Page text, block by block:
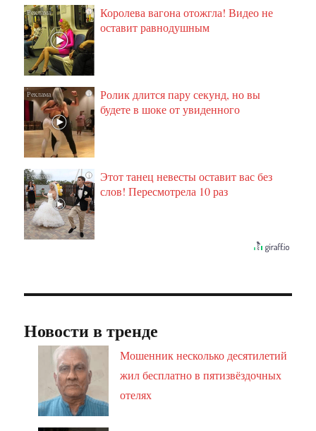
i
Королева вагона отожгла! Видео не
оставит равнодушным
i
Ролик длится пару секунд, но вы
будете в шоке от увиденного
i
Этот танец невесты оставит вас без
слов! Пересмотрела 10 раз
Новости в тренде
Мошенник несколько десятилетий
жил бесплатно в пятизвёздочных
отелях